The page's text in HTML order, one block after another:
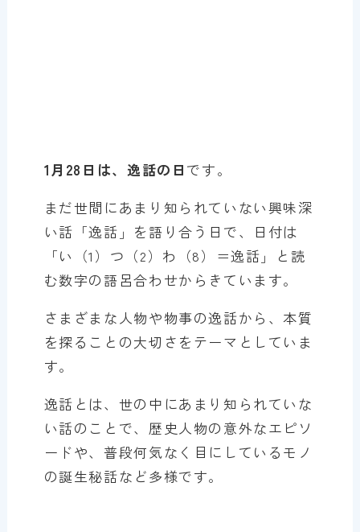
1月28日は、逸話の日 です。
まだ世間にあまり知られていない興味深
い話「逸話」を語り合う日で、日付は
「い（1）つ（2）わ（8）＝逸話」と読
む数字の語呂合わせからきています。
さまざまな人物や物事の逸話から、本質
を探ることの大切さをテーマとしていま
す。
逸話とは、世の中にあまり知られていな
い話のことで、歴史人物の意外なエピソ
ードや、普段何気なく目にしているモノ
の誕生秘話など多様です。